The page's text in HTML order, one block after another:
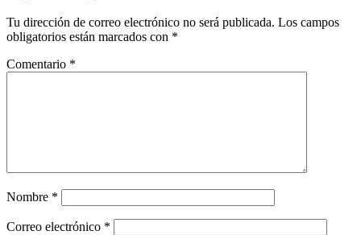
Tu dirección de correo electrónico no será publicada. Los campos
obligatorios están marcados con *
Comentario *
Nombre *
Correo electrónico *